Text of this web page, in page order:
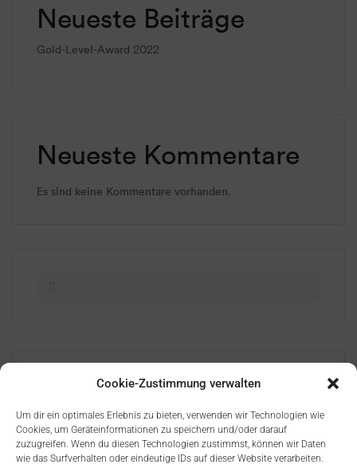
Cookie-Zustimmung verwalten
Um dir ein optimales Erlebnis zu bieten, verwenden wir Technologien wie
Cookies, um Geräteinformationen zu speichern und/oder darauf
zuzugreifen. Wenn du diesen Technologien zustimmst, können wir Daten
wie das Surfverhalten oder eindeutige IDs auf dieser Website verarbeiten.
Neueste Beiträge
Gold-Level-Award 2022
Neueste Kommentare
Es sind keine Kommentare vorhanden.
Neueste Beiträge